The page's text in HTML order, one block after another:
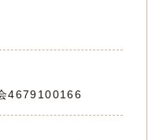
4679100166